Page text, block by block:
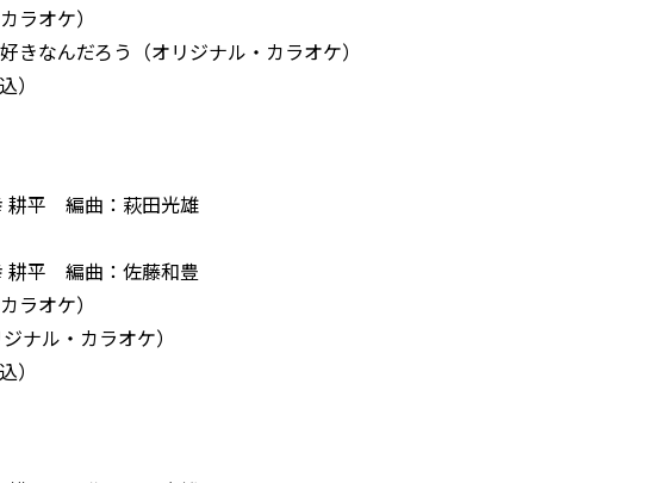
ラオケ）
きなんだろう（オリジナル・カラオケ）
耕平 編曲：萩田光雄
耕平 編曲：佐藤和豊
ラオケ）
ナル・カラオケ）